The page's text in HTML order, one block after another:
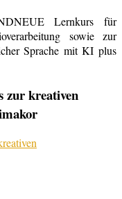
Lernkurs für
sowie zur
Sprache mit KI plus
zur kreativen